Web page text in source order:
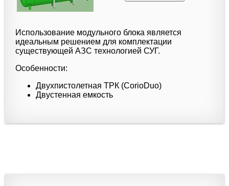
Использование модульного блока является
идеальным решением для комплектации
существующей АЗС технологией СУГ.
Особенности:
Двухпистолетная ТРК (CorioDuo)
Двустенная емкость